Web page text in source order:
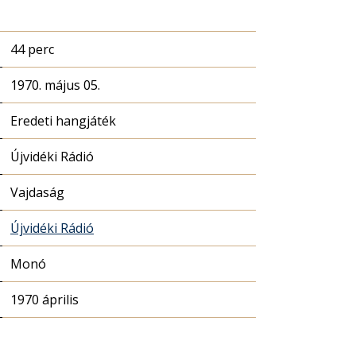
44 perc
1970. május 05.
Eredeti hangjáték
Újvidéki Rádió
Vajdaság
Újvidéki Rádió
Monó
1970 április